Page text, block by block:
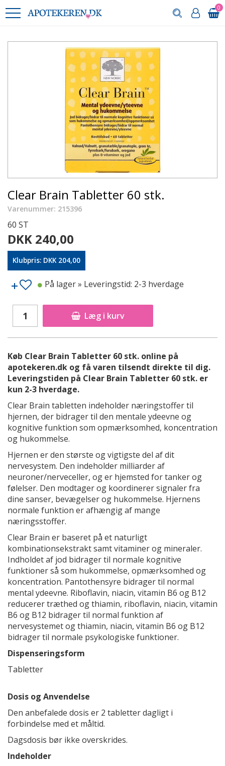
0
Clear Brain Tabletter 60 stk.
Varenummer: 215396
60 ST
DKK 240,00
Klubpris: DKK 204,00
Læg i kurv
På lager» Leveringstid: 2-3 hverdage
Køb Clear Brain Tabletter 60 stk. online på
apotekeren.dk og få varen tilsendt direkte til dig.
Leveringstiden på Clear Brain Tabletter 60 stk. er
kun 2-3 hverdage.
Clear Brain tabletten indeholder næringstoffer til
hjernen, der bidrager til den mentale ydeevne og
kognitive funktion som opmærksomhed, koncentration
og hukommelse.
Hjernen er den største og vigtigste del af dit
nervesystem. Den indeholder milliarder af
neuroner/nerveceller, og er hjemsted for tanker og
følelser. Den modtager og koordinerer signaler fra
dine sanser, bevægelser og hukommelse. Hjernens
normale funktion er afhængig af mange
næringsstoffer.
Clear Brain er baseret på et naturligt
kombinationsekstrakt samt vitaminer og mineraler.
Indholdet af jod bidrager til normale kognitive
funktioner så som hukommelse, opmærksomhed og
koncentration. Pantothensyre bidrager til normal
mental ydeevne. Riboflavin, niacin, vitamin B6 og B12
reducerer træthed og thiamin, riboflavin, niacin, vitamin
B6 og B12 bidrager til normal funktion af
nervesystemet og thiamin, niacin, vitamin B6 og B12
bidrager til normale psykologiske funktioner.
Dispenseringsform
Tabletter
Dosis og Anvendelse
Den anbefalede dosis er 2 tabletter dagligt i
forbindelse med et måltid.
Dagsdosis bør ikke overskrides.
Indeholder